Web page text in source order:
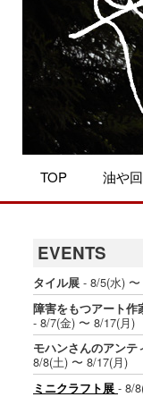
TOP 油や
EVENTS
タイル展 - 8/5(水)
障害をもつアート作
- 8/7(金) 〜 8/17(月)
モハンさんのアンテ
8/8(土) 〜 8/17(月)
ミニクラフト展 - 8/